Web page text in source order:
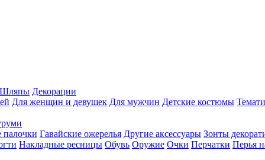
Шляпы Декорации
Для женщин и девушек Для мужчин Детские костюмы
Гавайские ожерелья Другие аксессуары Зонты
Накладные ресницы Обувь Оружие Очки Перчатки Перья